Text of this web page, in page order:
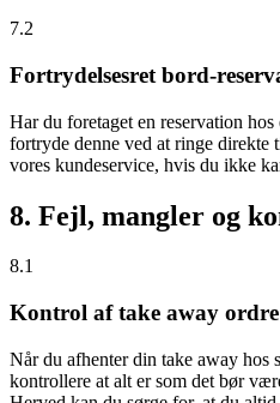
7.2
Fortrydelsesret bord-
Har du foretaget en reservation
fortryde denne ved at ringe direkte
vores kundeservice, hvis du ikke
8. Fejl, mangler og
8.1
Kontrol af take away
Når du afhenter din take away hos
kontrollere at alt er som det bør